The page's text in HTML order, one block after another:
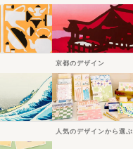
京都のデザイン
人気のデザインから選ぶ